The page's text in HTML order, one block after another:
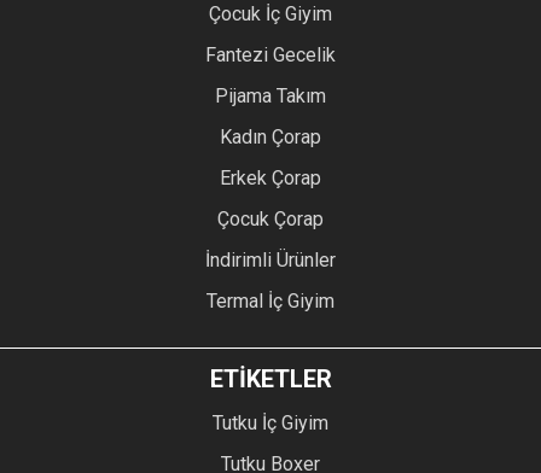
Çocuk İç Giyim
Fantezi Gecelik
Pijama Takım
Kadın Çorap
Erkek Çorap
Çocuk Çorap
İndirimli Ürünler
Termal İç Giyim
ETİKETLER
Tutku İç Giyim
Tutku Boxer